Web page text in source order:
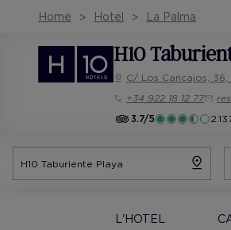
Home Hotel La Palma
H10
C/ Los Cancajos, 36,
+34 922 18 12 77
3.7/5
L'HOTEL